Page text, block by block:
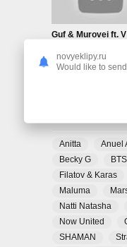
Anitta Anuel
Becky G
BTS
Filatov & Karas
Maluma
Natti Natasha
Now United
SHAMAN
novyeklipy.ru
Would like to